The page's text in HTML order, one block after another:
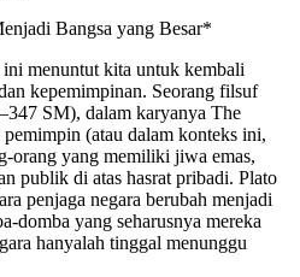
Bangsa yang Besar*
menuntut kita untuk kembali
kepemimpinan. Seorang filsuf
SM), dalam karyanya The
(atau dalam konteks ini,
orang yang memiliki jiwa emas,
publik di atas hasrat pribadi. Plato
penjaga negara berubah menjadi
domba yang seharusnya mereka
hanyalah tinggal menunggu